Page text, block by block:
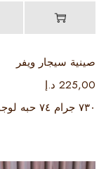
صينية سيجار ويفر
225,00 د.إ
٧٣٠ جرام ٧٤ حبه لوجو مطبوع